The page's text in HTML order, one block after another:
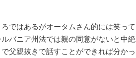
ではあるがオータムさん的には笑って
バニア州法では親の同意がないと中絶
父親抜きで話すことができれば分かっ